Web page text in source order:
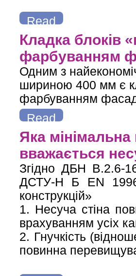
Read
more
Кладка блоків
фарбуванням
Одним з
шириною 400 мм є
фарбуванням
Read
more
Яка мінімальна
вважається
Згідно ДБН В.2.6-
ДСТУ-Н Б EN
конструкцій»
1. Несуча стіна
врахуванням усіх
2. Гнучкість
повинна